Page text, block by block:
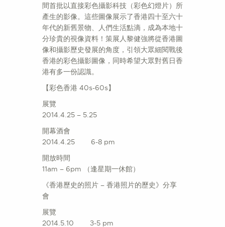
間首批以直接彩色攝影科技（彩色幻燈片）所
產生的影像。這些圖像展示了香港四十至六十
年代的新舊景物、人們生活點滴，成為本地十
分珍貴的視像資料！策展人黎健強將從香港圖
像和攝影歷史發展的角度，引領大眾細閱戰後
香港的彩色攝影圖像，同時希望大眾對舊日香
港有多一份認識。
【彩色香港 40s-60s】
展覽
2014.4.25 – 5.25
開幕酒會
2014.4.25 6-8 pm
開放時間
11am – 6pm （逢星期一休館）
《香港歷史的照片 – 香港照片的歷史》分享
會
展覽
2014.5.10 3-5 pm